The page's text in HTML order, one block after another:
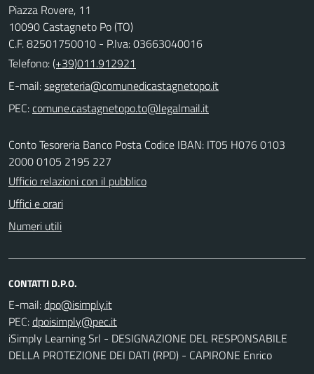
Piazza Rovere, 11
10090 Castagneto Po (TO)
C.F. 82501750010 - P.Iva: 03663040016
Telefono:(+39)011.912921
E-mail:
PEC:
Conto Tesoreria Banco Posta Codice IBAN: IT05 H076 0103
2000 0105 2195 227
Ufficio relazioni con il pubblico
Uffici e orari
Numeri utili
CONTATTI D.P.O.
E-mail:
PEC:
iSimply Learning Srl - DESIGNAZIONE DEL RESPONSABILE
DELLA PROTEZIONE DEI DATI (RPD) - CAPIRONE Enrico